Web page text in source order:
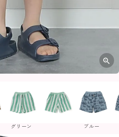
グリーン ブルー